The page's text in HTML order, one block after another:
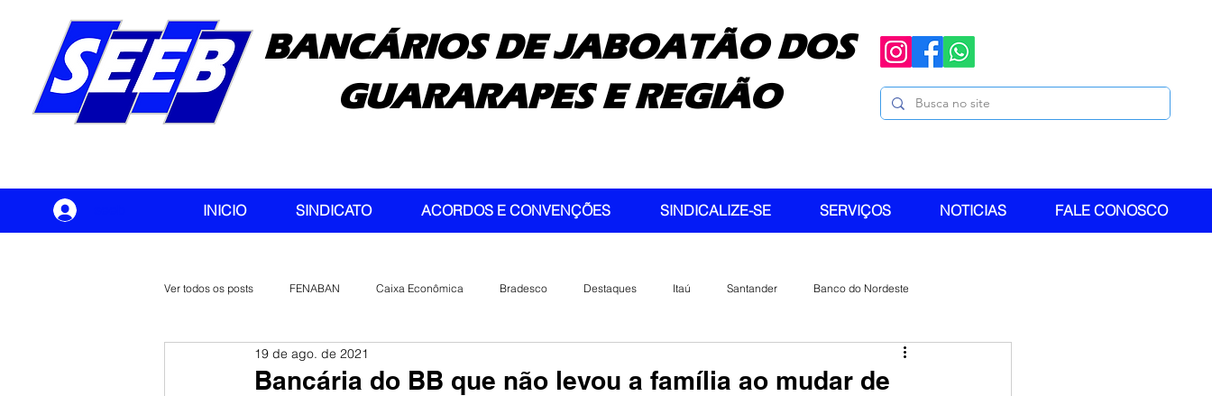
BANCÁRIOS DE JABOATÃO DOS
GUARARAPES E REGIÃO
INICIO SINDICATO ACORDOS E CONVENÇÕES SINDICALIZE-SE SERVIÇOS NOTICIAS FALE CONOSCO
Ver todos os posts FENABAN Caixa Econômica Bradesco Destaques Itaú Santander Banco do Nordeste
Banco do Brasil CONTEC
Bancária do BB que não levou a família ao mudar de
19 de ago. de 2021